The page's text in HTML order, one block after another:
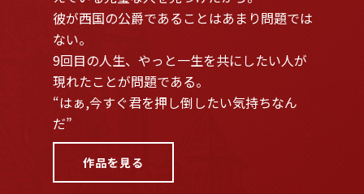
彼が西国の公爵であることはあまり問題では
ない。
9回目の人生、やっと一生を共にしたい人が
現れたことが問題である。
“はぁ,今すぐ君を押し倒したい気持ちなん
だ”
作品を見る